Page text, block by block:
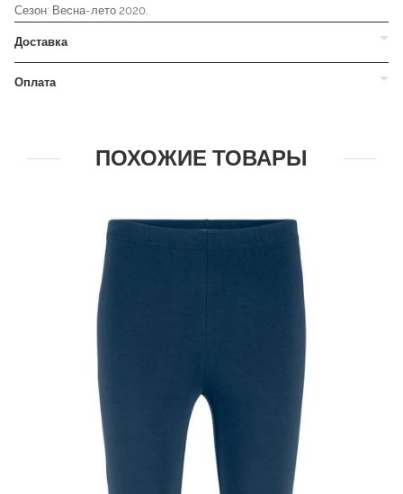
Сезон: Весна-лето 2020.
Доставка
Оплата
ПОХОЖИЕ ТОВАРЫ